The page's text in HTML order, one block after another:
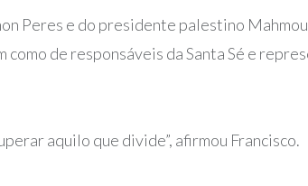
Peres e do presidente palestino
de responsáveis da Santa Sé e
aquilo que divide”, afirmou Francisco.